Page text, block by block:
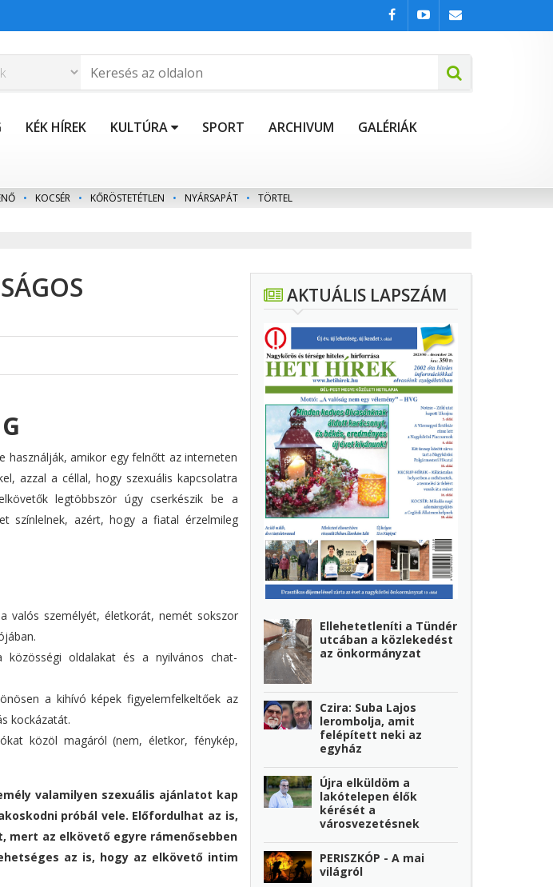
KÉK HÍREK KULTÚRA SPORT ARCHIVUM GALÉRIÁK
• KOCSÉR • KŐRÖSTETÉTLEN • NYÁRSAPÁT • TÖRTEL
használják, amikor egy felnőtt az interneten
azzal a céllal, hogy szexuális kapcsolatra
legtöbbször úgy cserkészik be a
színlelnek, azért, hogy a fiatal érzelmileg
valós személyét, életkorát, nemét sokszor
közösségi oldalakat és a nyilvános chat-
a kihívó képek figyelemfelkeltőek az
kockázatát.
közöl magáról (nem, életkor, fénykép,
valamilyen szexuális ajánlatot kap
próbál vele. Előfordulhat az is,
mert az elkövető egyre rámenősebben
az is, hogy az elkövető intim
AKTUÁLIS LAPSZÁM
Ellehetetleníti a Tündér
utcában a közlekedést
az önkormányzat
Czira: Suba Lajos
lerombolja, amit
felépített neki az
egyház
Újra elküldöm a
lakótelepen élők
kérését a
városvezetésnek
PERISZKÓP - A mai
világról